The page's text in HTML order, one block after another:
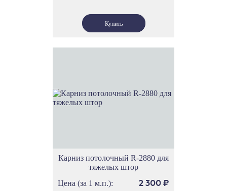
Карниз потолочный R-2880 для
тяжелых штор
Цена (за 1 м.п.):
2 300 ₽